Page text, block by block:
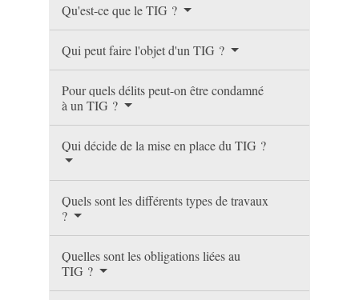
Qu'est-ce que le TIG ?
Qui peut faire l'objet d'un TIG ?
Pour quels délits peut-on être condamné
à un TIG ?
Qui décide de la mise en place du TIG ?
Quels sont les différents types de travaux
?
Quelles sont les obligations liées au
TIG ?